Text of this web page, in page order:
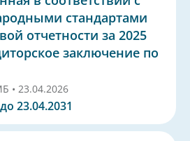
стандартами
отчетности за 2025
заключение по
• 23.04.2026
23.04.2031